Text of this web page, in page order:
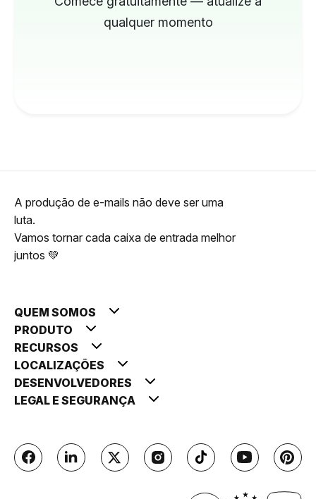
qualquer momento
A produção de e-mails não deve ser uma
luta.
Vamos tornar cada caixa de entrada melhor
juntos 💚
QUEM SOMOS
PRODUTO
RECURSOS
LOCALIZAÇÕES
DESENVOLVEDORES
LEGAL E SEGURANÇA